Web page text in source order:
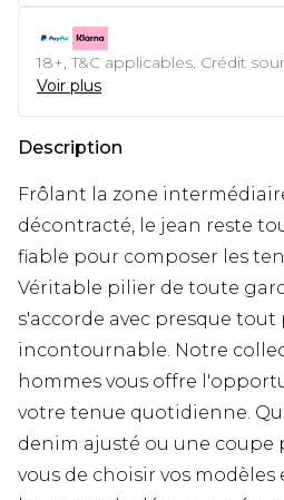
18+, T&C applicables. Crédit
Voir plus
Description
Frôlant la zone
décontracté, le jean reste
fiable pour composer les
Véritable pilier de toute
s'accorde avec presque
incontournable. Notre
hommes vous offre
votre tenue quotidienne.
denim ajusté ou une coupe
vous de choisir vos